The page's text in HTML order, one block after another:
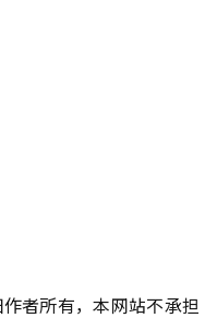
者所有，本网站不承担